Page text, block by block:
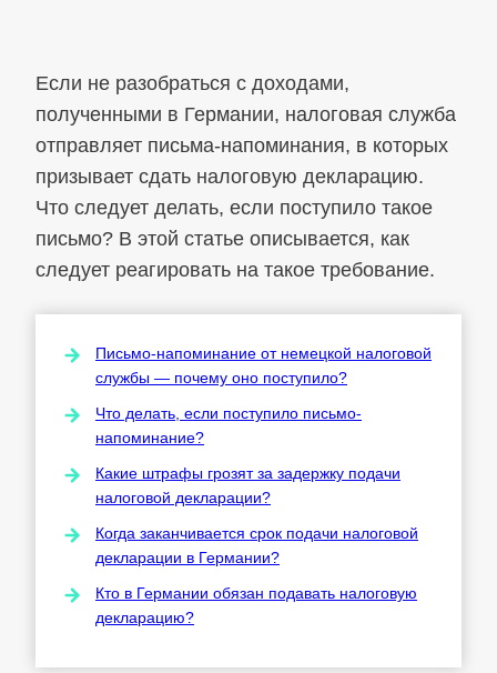
Если не разобраться с доходами,
полученными в Германии, налоговая служба
отправляет письма-напоминания, в которых
призывает сдать налоговую декларацию.
Что следует делать, если поступило такое
письмо? В этой статье описывается, как
следует реагировать на такое требование.
Письмо-напоминание от немецкой налоговой
службы — почему оно поступило?
Что делать, если поступило письмо-
напоминание?
Какие штрафы грозят за задержку подачи
налоговой декларации?
Когда заканчивается срок подачи налоговой
декларации в Германии?
Кто в Германии обязан подавать налоговую
декларацию?